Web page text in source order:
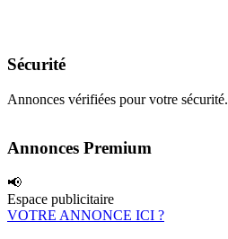
Sécurité
Annonces vérifiées pour votre sécurité.
Annonces Premium
📢
Espace publicitaire
VOTRE ANNONCE ICI ?